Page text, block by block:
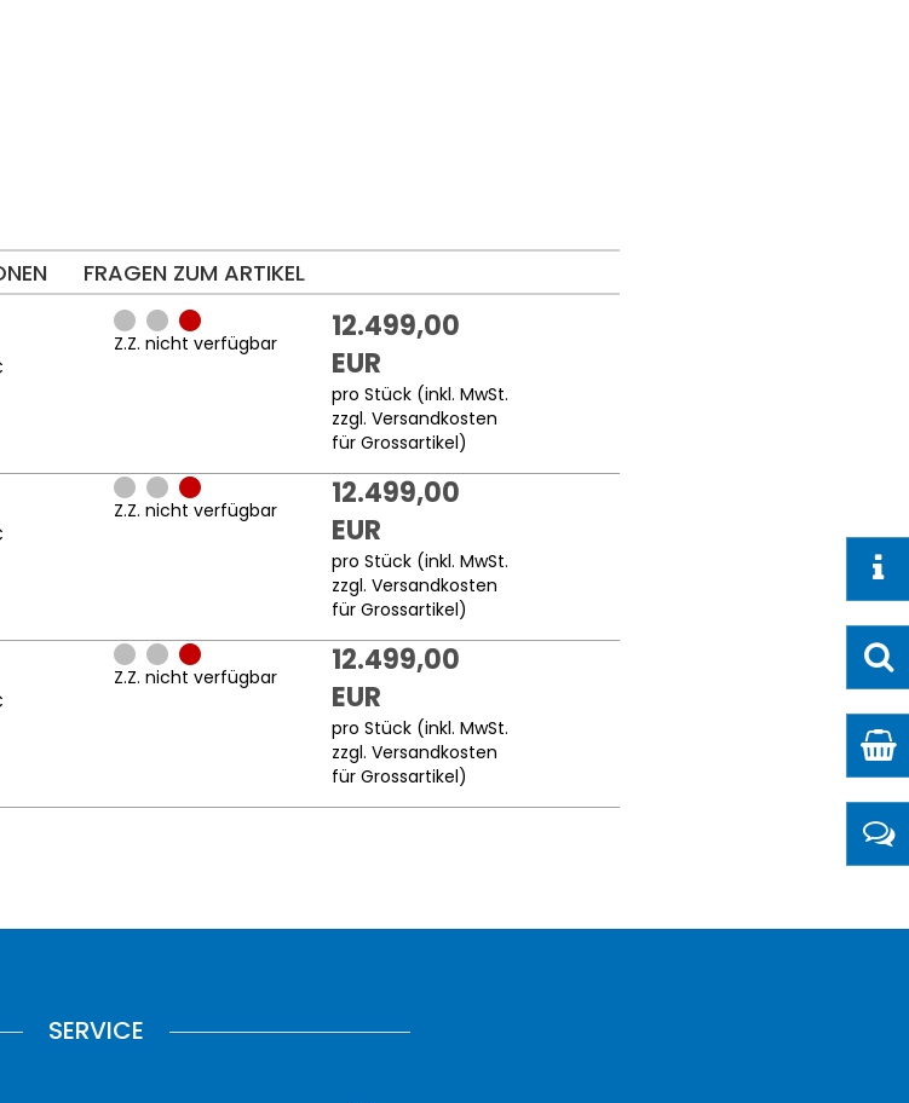
FRAGEN ZUM ARTIKEL
Z.Z. nicht verfügbar
12.499,00
EUR
pro Stück (inkl. MwSt.
zzgl.Versandkosten
für Grossartikel)
Z.Z. nicht verfügbar
12.499,00
EUR
pro Stück (inkl. MwSt.
zzgl.Versandkosten
für Grossartikel)
Z.Z. nicht verfügbar
12.499,00
EUR
pro Stück (inkl. MwSt.
zzgl.Versandkosten
für Grossartikel)
SERVICE